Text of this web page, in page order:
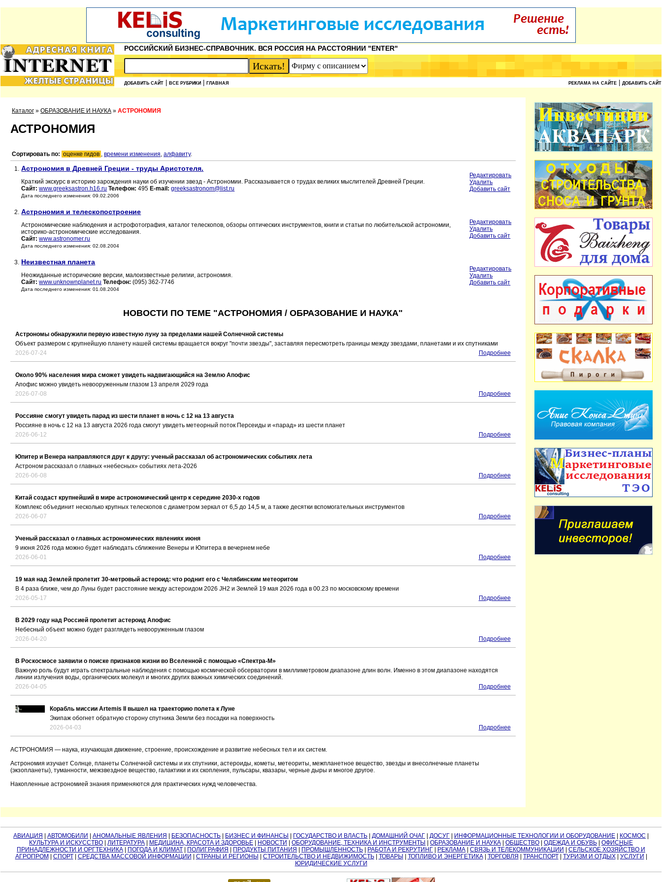
РОССИЙСКИЙ БИЗНЕС-СПРАВОЧНИК. ВСЯ РОССИЯ НА РАССТОЯНИИ "ENTER"
ДОБАВИТЬ САЙТ ВСЕ РУБРИКИ ГЛАВНАЯ РЕКЛАМА НА САЙТЕ ДОБАВИТЬ САЙТ
Каталог » ОБРАЗОВАНИЕ И НАУКА » АСТРОНОМИЯ
АСТРОНОМИЯ
Сортировать по: оценке гидов , времени изменения, алфавиту.
1. Астрономия в Древней Греции - труды Аристотеля.
Краткий экскурс в историю зарождения науки об изучении звезд - Астрономии. Рассказывается о трудах великих мыслителей Древней Греции.
Сайт: www.greeksastron.h16.ru Телефон: 495 E-mail: greeksastronom@list.ru
Дата последнего изменения: 09.02.2006
Редактировать
Удалить
Добавить сайт
2. Астрономия и телескопостроение
Астрономические наблюдения и астрофотография, каталог телескопов, обзоры оптических инструментов, книги и статьи по любительской астрономии,
историко-астрономические исследования.
Сайт: www.astronomer.ru
Дата последнего изменения: 02.08.2004
Редактировать
Удалить
Добавить сайт
3. Неизвестная планета
Неожиданные исторические версии, малоизвестные религии, астрономия.
Сайт: www.unknownplanet.ru Телефон: (095) 362-7746
Дата последнего изменения: 01.08.2004
Редактировать
Удалить
Добавить сайт
НОВОСТИ ПО ТЕМЕ "АСТРОНОМИЯ / ОБРАЗОВАНИЕ И НАУКА"
Астрономы обнаружили первую известную луну за пределами нашей Солнечной системы
Объект размером с крупнейшую планету нашей системы вращается вокруг "почти звезды", заставляя пересмотреть границы между звездами, планетами и их спутниками
2026-07-24
Подробнее
Около 90% населения мира сможет увидеть надвигающийся на Землю Апофис
Апофис можно увидеть невооруженным глазом 13 апреля 2029 года
2026-07-08
Подробнее
Россияне смогут увидеть парад из шести планет в ночь с 12 на 13 августа
Россияне в ночь с 12 на 13 августа 2026 года смогут увидеть метеорный поток Персеиды и «парад» из шести планет
2026-06-12
Подробнее
Юпитер и Венера направляются друг к другу: ученый рассказал об астрономических событиях лета
Астроном рассказал о главных «небесных» событиях лета-2026
2026-06-08
Подробнее
Китай создаст крупнейший в мире астрономический центр к середине 2030-х годов
Комплекс объединит несколько крупных телескопов с диаметром зеркал от 6,5 до 14,5 м, а также десятки вспомогательных инструментов
2026-06-07
Подробнее
Ученый рассказал о главных астрономических явлениях июня
9 июня 2026 года можно будет наблюдать сближение Венеры и Юпитера в вечернем небе
2026-06-01
Подробнее
19 мая над Землей пролетит 30-метровый астероид: что роднит его с Челябинским метеоритом
В 4 раза ближе, чем до Луны будет расстояние между астероидом 2026 JH2 и Землей 19 мая 2026 года в 00.23 по московскому времени
2026-05-17
Подробнее
В 2029 году над Россией пролетит астероид Апофис
Небесный объект можно будет разглядеть невооруженным глазом
2026-04-20
Подробнее
В Роскосмосе заявили о поиске признаков жизни во Вселенной с помощью «Спектра-М»
Важную роль будут играть спектральные наблюдения с помощью космической обсерватории в миллиметровом диапазоне длин волн. Именно в этом диапазоне находятся
линии излучения воды, органических молекул и многих других важных химических соединений.
2026-04-05
Подробнее
Корабль миссии Artemis II вышел на траекторию полета к Луне
Экипаж обогнет обратную сторону спутника Земли без посадки на поверхность
2026-04-03
Подробнее
АСТРОНОМИЯ — наука, изучающая движение, строение, происхождение и развитие небесных тел и их систем.
Астрономия изучает Солнце, планеты Солнечной системы и их спутники, астероиды, кометы, метеориты, межпланетное вещество, звезды и внесолнечные планеты
(экзопланеты), туманности, межзвездное вещество, галактики и их скопления, пульсары, квазары, черные дыры и многое другое.
Накопленные астрономией знания применяются для практических нужд человечества.
АВИАЦИЯ АВТОМОБИЛИ АНОМАЛЬНЫЕ ЯВЛЕНИЯ БЕЗОПАСНОСТЬ БИЗНЕС И ФИНАНСЫ ГОСУДАРСТВО И ВЛАСТЬ ДОМАШНИЙ ОЧАГ ДОСУГ ИНФОРМАЦИОННЫЕ ТЕХНОЛОГИИ И ОБОРУДОВАНИЕ КОСМОС
КУЛЬТУРА И ИСКУССТВО
ЛИТЕРАТУРА МЕДИЦИНА, КРАСОТА И ЗДОРОВЬЕ НОВОСТИ ОБОРУДОВАНИЕ, ТЕХНИКА И ИНСТРУМЕНТЫ ОБРАЗОВАНИЕ И НАУКА ОБЩЕСТВО ОДЕЖДА И ОБУВЬ
ОФИСНЫЕ
ПРИНАДЛЕЖНОСТИ И ОРГТЕХНИКА
ПОГОДА И КЛИМАТ ПОЛИГРАФИЯ ПРОДУКТЫ ПИТАНИЯ ПРОМЫШЛЕННОСТЬ РАБОТА И РЕКРУТИНГ РЕКЛАМА СВЯЗЬ И ТЕЛЕКОММУНИКАЦИИ
СЕЛЬСКОЕ ХОЗЯЙСТВО И
АГРОПРОМ
СПОРТ| СРЕДСТВА МАССОВОЙ ИНФОРМАЦИИ СТРАНЫ И РЕГИОНЫ СТРОИТЕЛЬСТВО И НЕДВИЖИМОСТЬ| ТОВАРЫ ТОПЛИВО И ЭНЕРГЕТИКА| ТОРГОВЛЯ ТРАНСПОРТ| ТУРИЗМ И ОТДЫХ| УСЛУГИ
ЮРИДИЧЕСКИЕ УСЛУГИ